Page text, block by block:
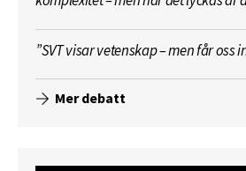
”SVT visar vetenskap – men får oss
Mer debatt